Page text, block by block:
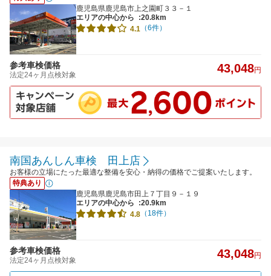
鹿児島県鹿児島市上之園町３３－１
エリアの中心から
:20.8km
4.1 （6件）
参考車検価格
法定24ヶ月点検対象 43,048円
南国あんしん車検 田上店
お客様の立場にたった最適な整備を安心・納得の価格でご提案いたします。
特典あり
鹿児島県鹿児島市田上７丁目９－１９
エリアの中心から
:20.9km
4.8 （18件）
参考車検価格
法定24ヶ月点検対象 43,048円